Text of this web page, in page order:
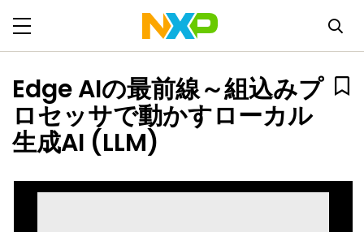
Edge AIの最前線～組込みプ
ロセッサで動かすローカル
生成AI (LLM)